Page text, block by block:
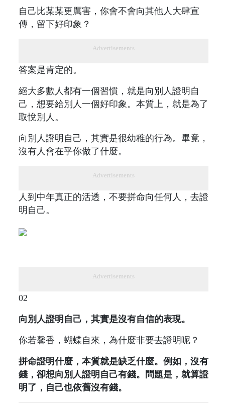
自己比某某更厲害，你會不會向其他人大肆宣
傳，留下好印象？
Advertisements
答案是肯定的。
絕大多數人都有一個習慣，就是向別人證明自
己，想要給別人一個好印象。本質上，就是為了
取悅別人。
向別人證明自己，其實是很幼稚的行為。畢竟，
沒有人會在乎你做了什麼。
Advertisements
人到中年真正的活透，不要拼命向任何人，去證
明自己。
Advertisements
02
向別人證明自己，其實是沒有自信的表現。
你若馨香，蝴蝶自來，為什麼非要去證明呢？
拼命證明什麼，本質就是缺乏什麼。例如，沒有
錢，卻想向別人證明自己有錢。問題是，就算證
明了，自己也依舊沒有錢。